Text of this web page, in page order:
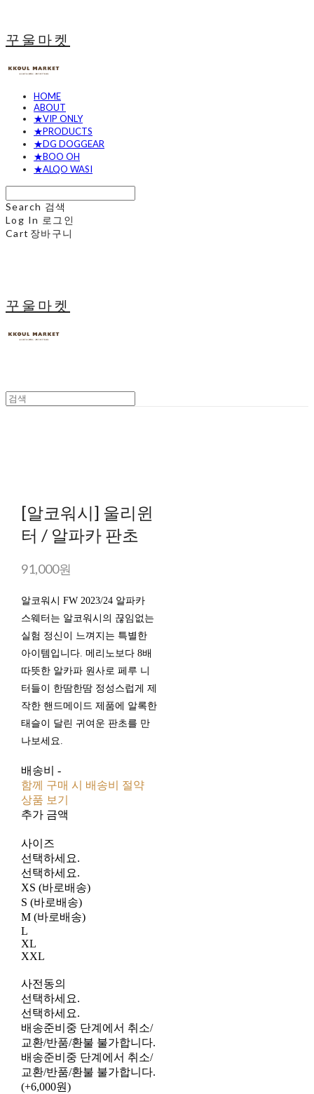
꾸울마켓
HOME
ABOUT
★VIP ONLY
★PRODUCTS
★DG DOGGEAR
★BOO OH
★ALQO WASI
Search 검색
Log In 로그인
Cart 장바구니
꾸울마켓
[알코워시] 울리윈
터 / 알파카 판초
91,000원
알코워시 FW 2023/24 알파카
스웨터는 알코워시의 끊임없는
실험 정신이 느껴지는 특별한
아이템입니다. 메리노보다 8배
따뜻한 알카파 원사로 페루 니
터들이 한땀한땀 정성스럽게 제
작한 핸드메이드 제품에 알록한
태슬이 달린 귀여운 판초를 만
나보세요.
배송비 -
함께 구매 시 배송비 절약
상품 보기
추가 금액
사이즈
선택하세요.
선택하세요.
XS (바로배송)
S (바로배송)
M (바로배송)
L
XL
XXL
사전동의
선택하세요.
선택하세요.
배송준비중 단계에서 취소/
교환/반품/환불 불가합니다.
배송준비중 단계에서 취소/
교환/반품/환불 불가합니다.
(+6,000원)